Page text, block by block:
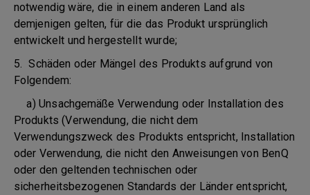
notwendig wäre, die in einem anderen Land als
demjenigen gelten, für die das Produkt ursprünglich
entwickelt und hergestellt wurde;
5. Schäden oder Mängel des Produkts aufgrund von
Folgendem:
a) Unsachgemäße Verwendung oder Installation des
Produkts (Verwendung, die nicht dem
Verwendungszweck des Produkts entspricht, Installation
oder Verwendung, die nicht den Anweisungen von BenQ
oder den geltenden technischen oder
sicherheitsbezogenen Standards der Länder entspricht,